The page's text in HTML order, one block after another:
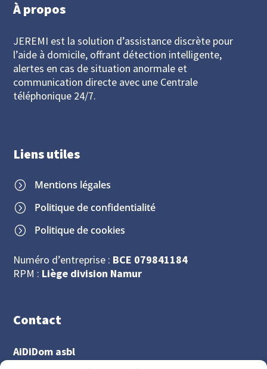
À propos
JEREMI est la solution d’assistance discrète pour
l’aide à domicile, offrant détection intelligente,
alertes en cas de situation anormale et
communication directe avec une Centrale
téléphonique 24/7.
Liens utiles
= Mentions légales
= Politique de confidentialité
= Politique de cookies
Numéro d’entreprise : BCE 079841184
RPM : Liège division Namur
Contact
AiDiDom asbl